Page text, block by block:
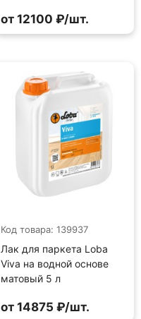
от 12100 ₽/шт.
Код товара: 139937
Лак для паркета Loba
Viva на водной основе
матовый 5 л
от 14875 ₽/шт.